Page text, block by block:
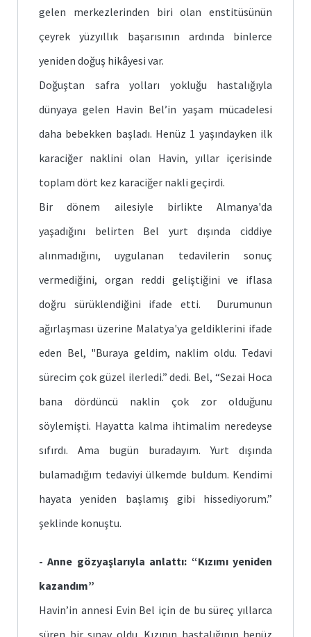
gelen merkezlerinden biri olan enstitüsünün
çeyrek yüzyıllık başarısının ardında binlerce
yeniden doğuş hikâyesi var.
Doğuştan safra yolları yokluğu hastalığıyla
dünyaya gelen Havin Bel’in yaşam mücadelesi
daha bebekken başladı. Henüz 1 yaşındayken ilk
karaciğer naklini olan Havin, yıllar içerisinde
toplam dört kez karaciğer nakli geçirdi.
Bir dönem ailesiyle birlikte Almanya'da
yaşadığını belirten Bel yurt dışında ciddiye
alınmadığını, uygulanan tedavilerin sonuç
vermediğini, organ reddi geliştiğini ve iflasa
doğru sürüklendiğini ifade etti. Durumunun
ağırlaşması üzerine Malatya'ya geldiklerini ifade
eden Bel, "Buraya geldim, naklim oldu. Tedavi
sürecim çok güzel ilerledi.” dedi. Bel, “Sezai Hoca
bana dördüncü naklin çok zor olduğunu
söylemişti. Hayatta kalma ihtimalim neredeyse
sıfırdı. Ama bugün buradayım. Yurt dışında
bulamadığım tedaviyi ülkemde buldum. Kendimi
hayata yeniden başlamış gibi hissediyorum.”
şeklinde konuştu.
- Anne gözyaşlarıyla anlattı: “Kızımı yeniden
kazandım”
Havin’in annesi Evin Bel için de bu süreç yıllarca